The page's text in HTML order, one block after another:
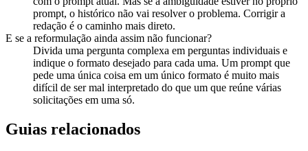
prompt, o histórico não vai resolver o problema. Corrigir a
redação é o caminho mais direto.
E se a reformulação ainda assim não funcionar?
Divida uma pergunta complexa em perguntas individuais e
indique o formato desejado para cada uma. Um prompt que
pede uma única coisa em um único formato é muito mais
difícil de ser mal interpretado do que um que reúne várias
solicitações em uma só.
Guias relacionados